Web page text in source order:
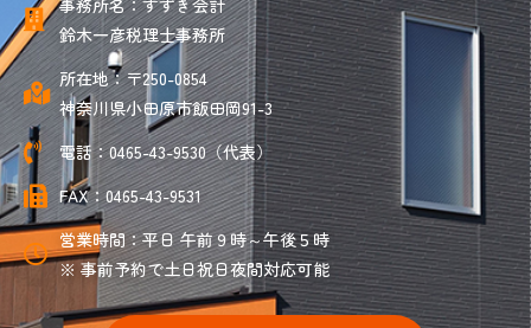
事務所名：すずき会計
鈴木一彦税理士事務所
所在地：〒250-0854
神奈川県小田原市飯田岡91-3
電話：0465-43-9530（代表）
FAX：0465-43-9531
営業時間：平日 午前９時～午後５時
※ 事前予約で土日祝日夜間対応可能